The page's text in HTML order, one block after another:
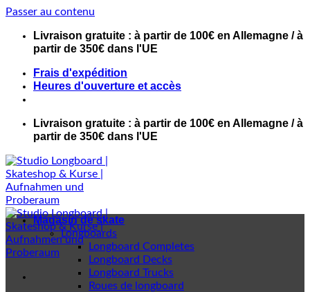
Passer au contenu
Livraison gratuite : à partir de 100€ en Allemagne / à
partir de 350€ dans l'UE
Frais d'expédition
Heures d'ouverture et accès
Livraison gratuite : à partir de 100€ en Allemagne / à
partir de 350€ dans l'UE
Magasin de skate
Longboards
Longboard Completes
Longboard Decks
Longboard Trucks
Roues de longboard